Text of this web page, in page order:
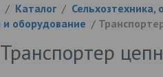
/ Каталог / Сельхозтехника,
оборудование /
Транспортер